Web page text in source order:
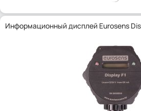
Информационный дисплей Eurosens